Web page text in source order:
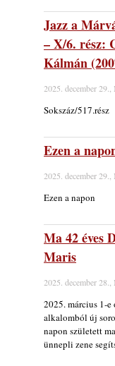
Jazz a
– X/6. rész:
Kálmán
2025. december
Sokszáz/517.rész
Ezen a
2025. december
Ezen a napon
Ma 42 éves
Maris
2025. december
2025. március 1-e
alkalomból új
napon született
ünnepli zene